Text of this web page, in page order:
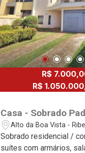
R$
R$
Casa - Sobrado
Alto da Boa Vista -
Sobrado residencial /
suítes com armários,